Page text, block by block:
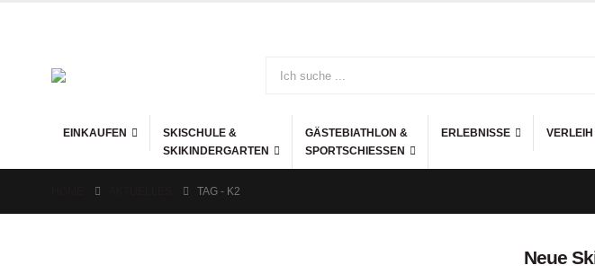
EINKAUFEN
SKISCHULE &
SKIKINDERGARTEN
GÄSTEBIATHLON &
SPORTSCHIESSEN
ERLEBNISSE
TAG - K2
Neue